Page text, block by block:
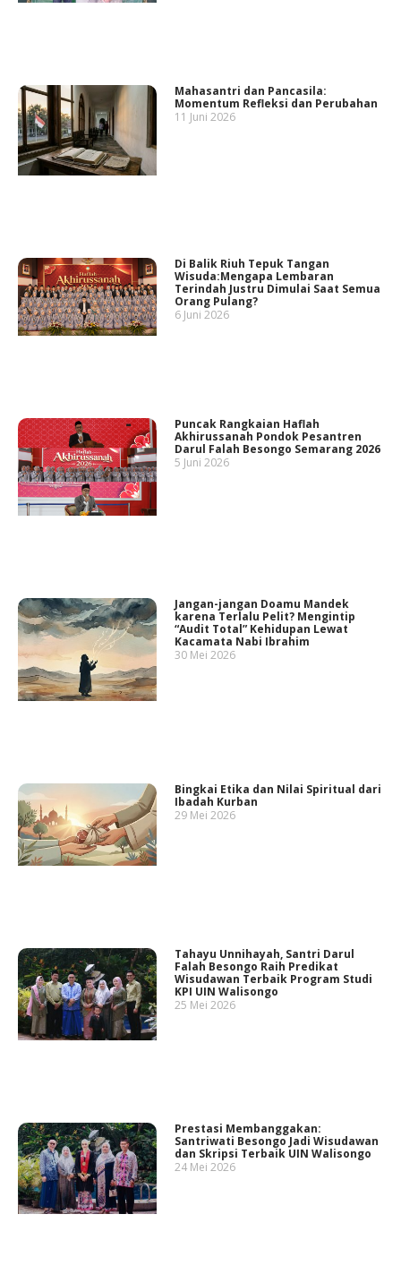
Mahasantri dan Pancasila:
Momentum Refleksi dan Perubahan
11 Juni 2026
Di Balik Riuh Tepuk Tangan
Wisuda:Mengapa Lembaran
Terindah Justru Dimulai Saat Semua
Orang Pulang?
6 Juni 2026
Puncak Rangkaian Haflah
Akhirussanah Pondok Pesantren
Darul Falah Besongo Semarang 2026
5 Juni 2026
Jangan-jangan Doamu Mandek
karena Terlalu Pelit? Mengintip
“Audit Total” Kehidupan Lewat
Kacamata Nabi Ibrahim
30 Mei 2026
Bingkai Etika dan Nilai Spiritual dari
Ibadah Kurban
29 Mei 2026
Tahayu Unnihayah, Santri Darul
Falah Besongo Raih Predikat
Wisudawan Terbaik Program Studi
KPI UIN Walisongo
25 Mei 2026
Prestasi Membanggakan:
Santriwati Besongo Jadi Wisudawan
dan Skripsi Terbaik UIN Walisongo
24 Mei 2026